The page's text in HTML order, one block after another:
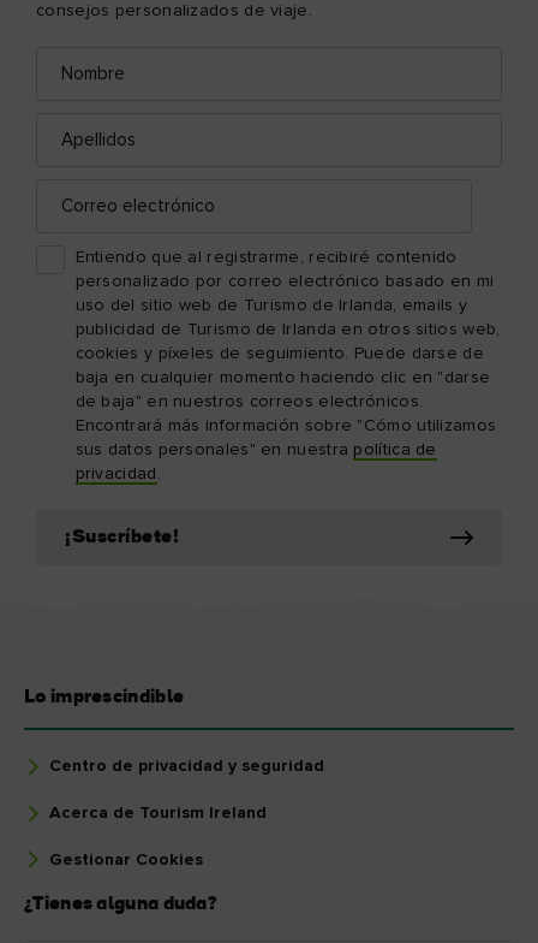
consejos personalizados de viaje.
electrónico
electrónico
Entiendo que al registrarme, recibiré contenido
personalizado por correo electrónico basado en mi
uso del sitio web de Turismo de Irlanda, emails y
publicidad de Turismo de Irlanda en otros sitios web,
cookies y píxeles de seguimiento. Puede darse de
baja en cualquier momento haciendo clic en "darse
de baja" en nuestros correos electrónicos.
Encontrará más información sobre "Cómo utilizamos
sus datos personales" en nuestra política de
privacidad .
¡Suscríbete!
Lo imprescindible
Centro de privacidad y seguridad
Acerca de Tourism Ireland
Gestionar Cookies
¿Tienes alguna duda?